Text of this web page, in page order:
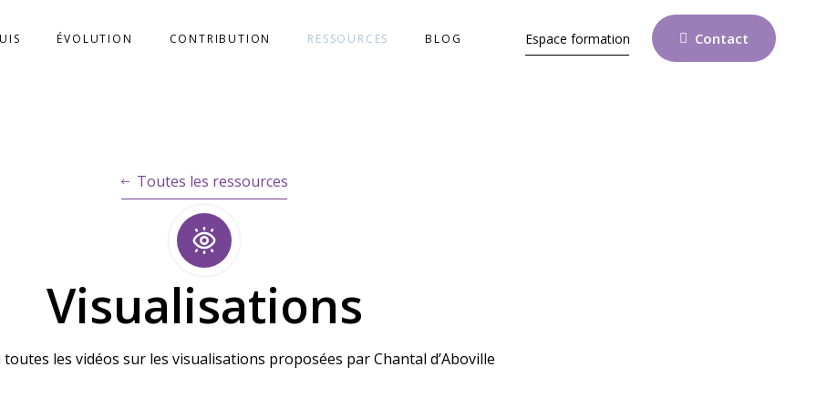
ÉVOLUTION CONTRIBUTION RESSOURCES BLOG Espace formation Contact
Toutes les ressources
Visualisations
toutes les vidéos sur les visualisations proposées par Chantal d’Aboville